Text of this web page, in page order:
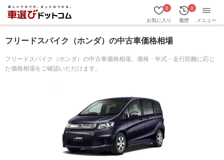
お気に入り
0
履歴
0
メニュー
フリードスパイク（ホンダ）の中古車価格相場
フリードスパイク（ホンダ）の中古車価格相場。価格・年式・走行距離に応じ
た価格相場をご確認いただけます。